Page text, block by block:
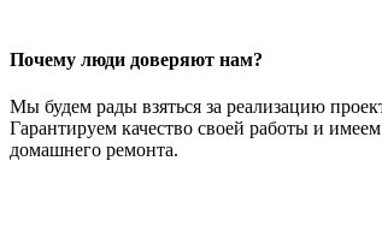
Почему люди доверяют нам?
Мы будем рады взяться за реализацию
Гарантируем качество своей работы и
домашнего ремонта.